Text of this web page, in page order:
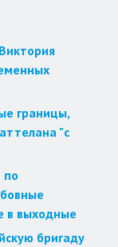
границы,
"с
по
в выходные
бригаду